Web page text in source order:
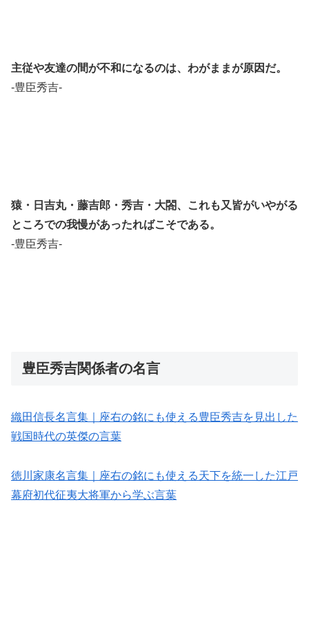
主従や友達の間が不和になるのは、わがままが原因だ。
-豊臣秀吉-
猿・日吉丸・藤吉郎・秀吉・大閤、これも又皆がいやがる
ところでの我慢があったればこそである。
-豊臣秀吉-
豊臣秀吉関係者の名言
織田信長名言集｜座右の銘にも使える豊臣秀吉を見出した
戦国時代の英傑の言葉
徳川家康名言集｜座右の銘にも使える天下を統一した江戸
幕府初代征夷大将軍から学ぶ言葉